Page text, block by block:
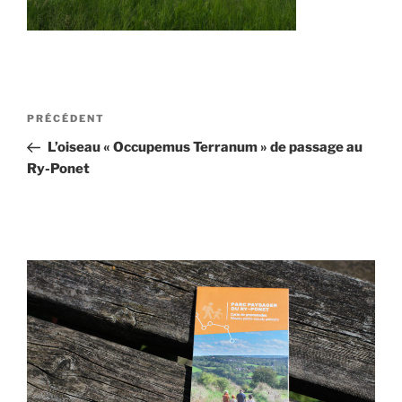
Navigation
l’article
Article
précédent
PRÉCÉDENT
L’oiseau « Occupemus Terranum » de passage au
Ry-Ponet